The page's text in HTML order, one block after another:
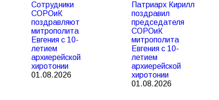
Сотрудники
СОРОиК
поздравляют
митрополита
Евгения с 10-
летием
архиерейской
хиротонии
01.08.2026
Патриарх Кирилл
поздравил
председателя
СОРОиК
митрополита
Евгения с 10-
летием
архиерейской
хиротонии
01.08.2026